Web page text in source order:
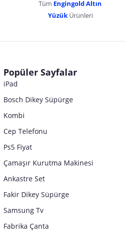
Tüm Engingold Altın
YüzükÜrünleri
Popüler Sayfalar
iPad
Bosch Dikey Süpürge
Kombi
Cep Telefonu
Ps5 Fiyat
Çamaşır Kurutma Makinesi
Ankastre Set
Fakir Dikey Süpürge
Samsung Tv
Fabrika Çanta